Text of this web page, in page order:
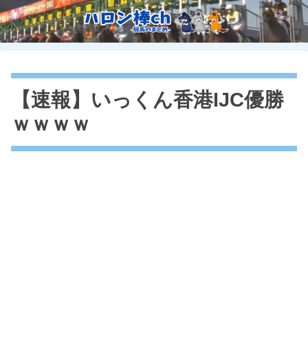
【速報】いっくん香港IJC優勝
ｗｗｗｗ